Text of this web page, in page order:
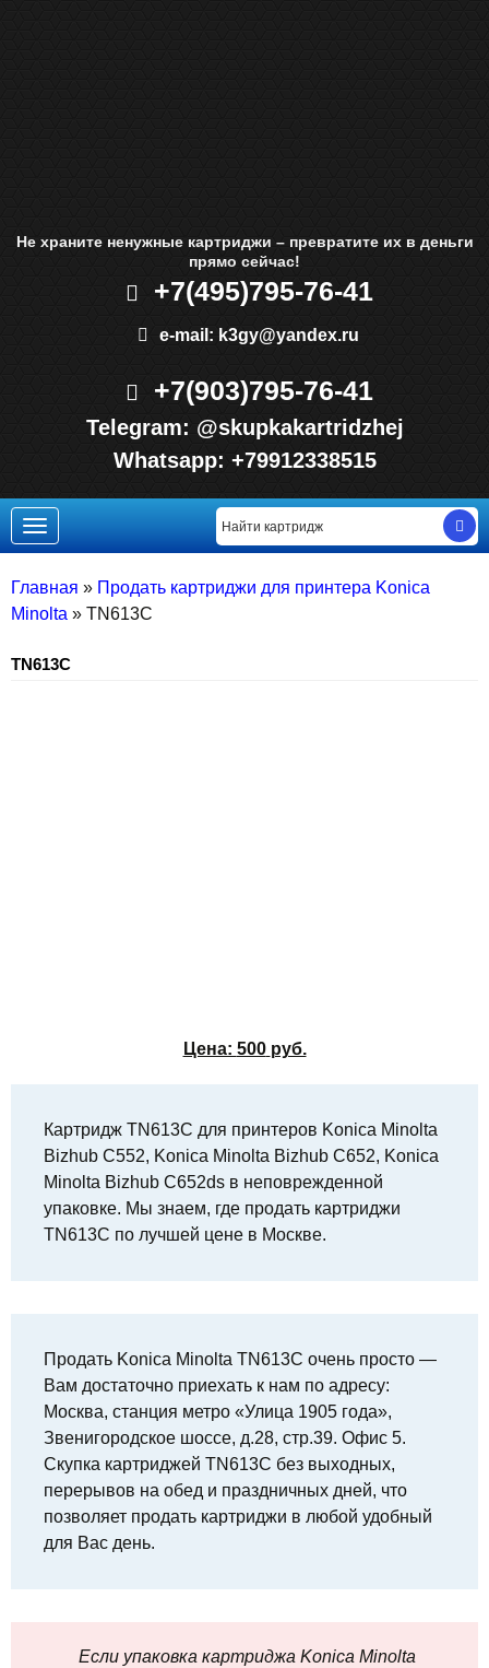
Не храните ненужные картриджи – превратите их в деньги
прямо сейчас!
+7(495)795-76-41
e-mail: k3gy@yandex.ru
+7(903)795-76-41
Telegram: @skupkakartridzhej
Whatsapp: +79912338515
Toggle
navigation
Главная » Продать картриджи для принтера Konica
Minolta » TN613C
TN613C
Цена: 500 руб.
Картридж TN613C для принтеров Konica Minolta
Bizhub C552, Konica Minolta Bizhub C652, Konica
Minolta Bizhub C652ds в неповрежденной
упаковке. Мы знаем, где продать картриджи
TN613C по лучшей цене в Москве.
Продать Konica Minolta TN613C очень просто —
Вам достаточно приехать к нам по адресу:
Москва, станция метро «Улица 1905 года»,
Звенигородское шоссе, д.28, стр.39. Офис 5.
Скупка картриджей TN613C без выходных,
перерывов на обед и праздничных дней, что
позволяет продать картриджи в любой удобный
для Вас день.
Если упаковка картриджа Konica Minolta